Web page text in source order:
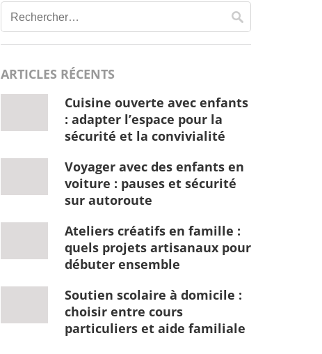
Rechercher :
ARTICLES RÉCENTS
Cuisine ouverte avec enfants
: adapter l’espace pour la
sécurité et la convivialité
Voyager avec des enfants en
voiture : pauses et sécurité
sur autoroute
Ateliers créatifs en famille :
quels projets artisanaux pour
débuter ensemble
Soutien scolaire à domicile :
choisir entre cours
particuliers et aide familiale